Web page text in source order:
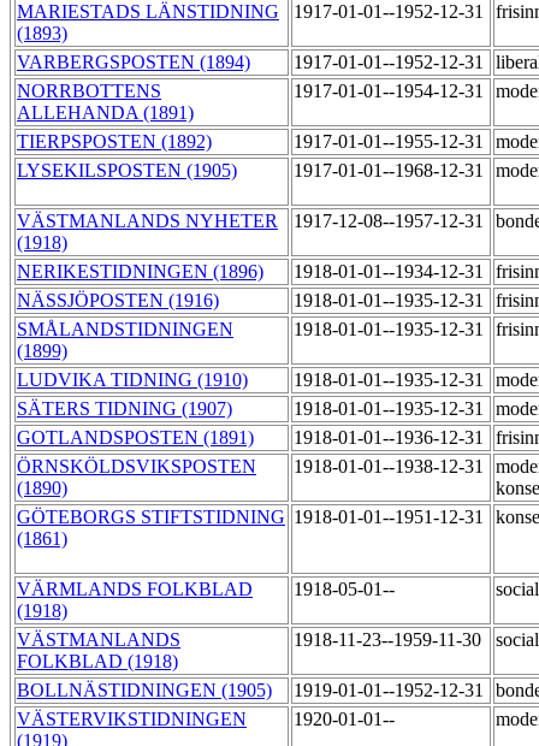
MARIESTADS LÄNSTIDNING
(1893)
1917-01-01--1952-12-31
VARBERGSPOSTEN (1894) 1917-01-01--1952-12-31
NORRBOTTENS
ALLEHANDA (1891)
1917-01-01--1954-12-31
TIERPSPOSTEN (1892) 1917-01-01--1955-12-31
LYSEKILSPOSTEN (1905)
1917-01-01--1968-12-31
VÄSTMANLANDS NYHETER
(1918)
1917-12-08--1957-12-31
NERIKESTIDNINGEN (1896) 1918-01-01--1934-12-31
NÄSSJÖPOSTEN (1916)
1918-01-01--1935-12-31
SMÅLANDSTIDNINGEN
(1899)
1918-01-01--1935-12-31
LUDVIKA TIDNING (1910) 1918-01-01--1935-12-31
SÄTERS TIDNING (1907)
1918-01-01--1935-12-31
GOTLANDSPOSTEN (1891)
1918-01-01--1936-12-31
ÖRNSKÖLDSVIKSPOSTEN
(1890)
1918-01-01--1938-12-31
GÖTEBORGS STIFTSTIDNING
(1861)
1918-01-01--1951-12-31
VÄRMLANDS FOLKBLAD
(1918)
1918-05-01--
VÄSTMANLANDS
FOLKBLAD (1918)
1918-11-23--1959-11-30
BOLLNÄSTIDNINGEN (1905) 1919-01-01--1952-12-31
VÄSTERVIKSTIDNINGEN
(1919)
1920-01-01--